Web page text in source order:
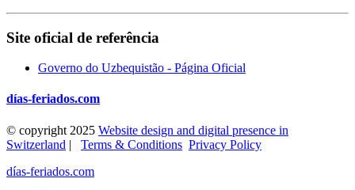
Site oficial de referência
Governo do Uzbequistão - Página Oficial
días-feriados.com
© copyright 2025 Website design and digital presence in
Switzerland | Terms & Conditions Privacy Policy
días-feriados.com